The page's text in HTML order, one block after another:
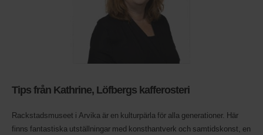
Tips från Kathrine, Löfbergs kafferosteri
Rackstadsmuseet i Arvika är en kulturpärla för alla generationer. Här
finns fantastiska utställningar med konsthantverk och samtidskonst, en